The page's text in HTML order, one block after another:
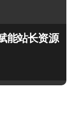
能站长资源